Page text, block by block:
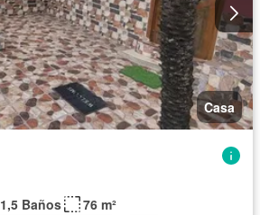
Casa
1,5 Baños
76 m²